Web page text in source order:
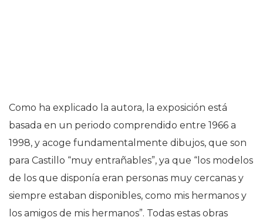
Como ha explicado la autora, la exposición está
basada en un periodo comprendido entre 1966 a
1998, y acoge fundamentalmente dibujos, que son
para Castillo “muy entrañables”, ya que “los modelos
de los que disponía eran personas muy cercanas y
siempre estaban disponibles, como mis hermanos y
los amigos de mis hermanos”. Todas estas obras